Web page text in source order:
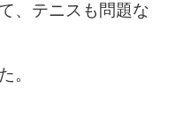
、テニスも問題な
。